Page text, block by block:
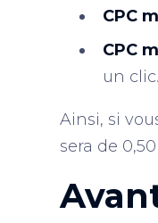
CPC
CPC
un clic.
Ainsi, si
sera de